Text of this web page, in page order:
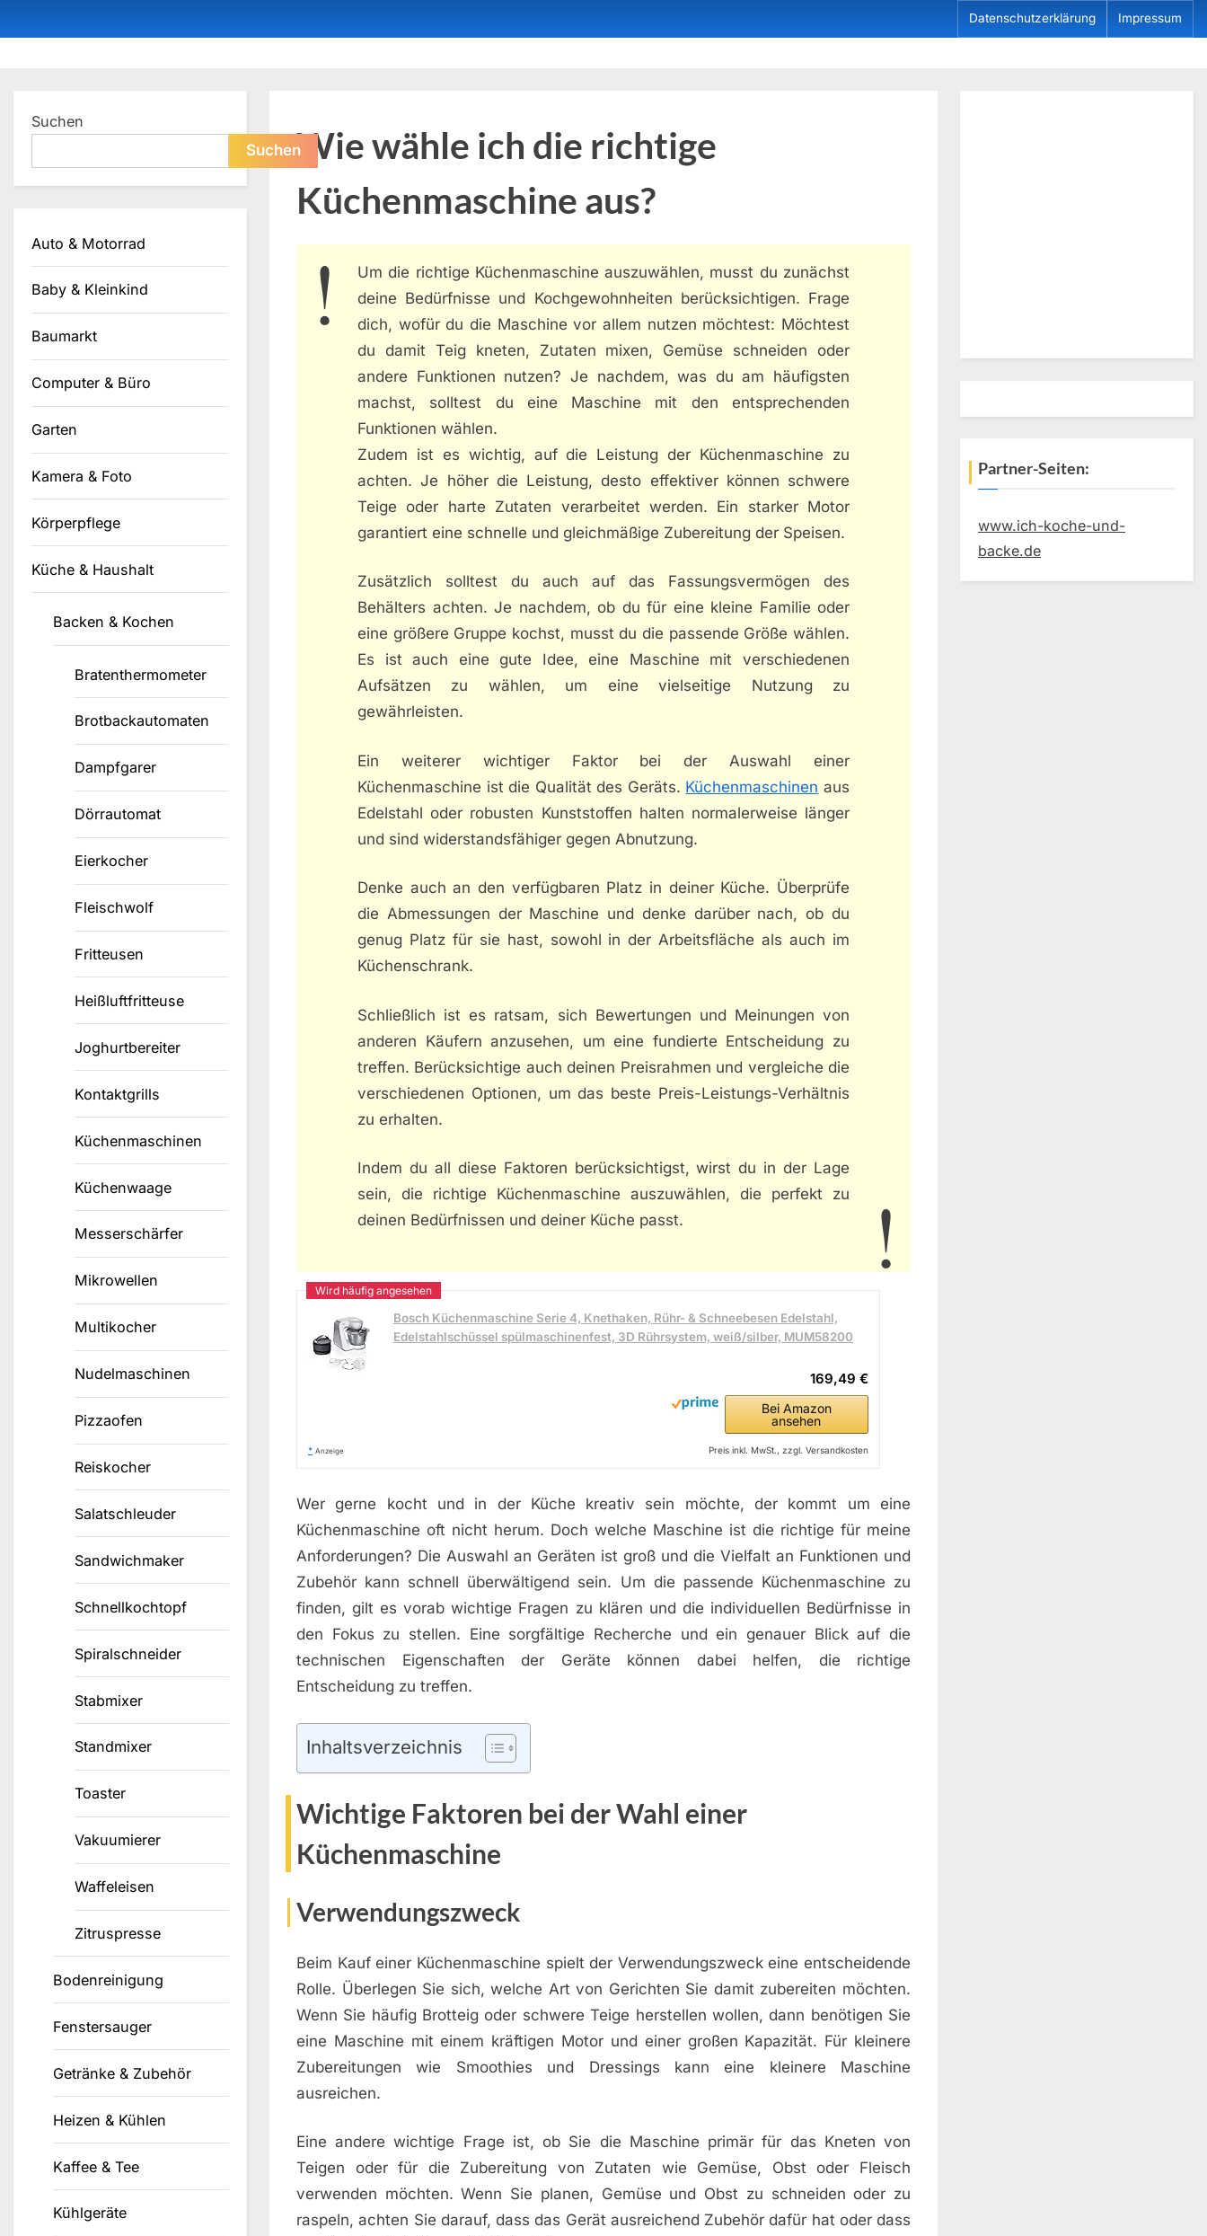
to
Datenschutzerklärung Impressum
Wie wähle ich die richtige
Küchenmaschine aus?
Um die richtige Küchenmaschine auszuwählen, musst du zunächst
deine Bedürfnisse und Kochgewohnheiten berücksichtigen. Frage
dich, wofür du die Maschine vor allem nutzen möchtest: Möchtest
du damit Teig kneten, Zutaten mixen, Gemüse schneiden oder
andere Funktionen nutzen? Je nachdem, was du am häufigsten
machst, solltest du eine Maschine mit den entsprechenden
Funktionen wählen.
Zudem ist es wichtig, auf die Leistung der Küchenmaschine zu
achten. Je höher die Leistung, desto effektiver können schwere
Teige oder harte Zutaten verarbeitet werden. Ein starker Motor
garantiert eine schnelle und gleichmäßige Zubereitung der Speisen.
Zusätzlich solltest du auch auf das Fassungsvermögen des
Behälters achten. Je nachdem, ob du für eine kleine Familie oder
eine größere Gruppe kochst, musst du die passende Größe wählen.
Es ist auch eine gute Idee, eine Maschine mit verschiedenen
Aufsätzen zu wählen, um eine vielseitige Nutzung zu
gewährleisten.
Ein weiterer wichtiger Faktor bei der Auswahl einer
Küchenmaschine ist die Qualität des Geräts. Küchenmaschinen aus
Edelstahl oder robusten Kunststoffen halten normalerweise länger
und sind widerstandsfähiger gegen Abnutzung.
Denke auch an den verfügbaren Platz in deiner Küche. Überprüfe
die Abmessungen der Maschine und denke darüber nach, ob du
genug Platz für sie hast, sowohl in der Arbeitsfläche als auch im
Küchenschrank.
Schließlich ist es ratsam, sich Bewertungen und Meinungen von
anderen Käufern anzusehen, um eine fundierte Entscheidung zu
treffen. Berücksichtige auch deinen Preisrahmen und vergleiche die
verschiedenen Optionen, um das beste Preis-Leistungs-Verhältnis
zu erhalten.
Indem du all diese Faktoren berücksichtigst, wirst du in der Lage
sein, die richtige Küchenmaschine auszuwählen, die perfekt zu
deinen Bedürfnissen und deiner Küche passt.
Bosch Küchenmaschine Serie 4, Knethaken, Rühr- & Schneebesen Edelstahl,
Edelstahlschüssel spülmaschinenfest, 3D Rührsystem, weiß/silber, MUM58200
169,49 €
Bei Amazon
ansehen
* Anzeige Preis inkl. MwSt., zzgl. Versandkosten
Wer gerne kocht und in der Küche kreativ sein möchte, der kommt um eine
Küchenmaschine oft nicht herum. Doch welche Maschine ist die richtige für meine
Anforderungen? Die Auswahl an Geräten ist groß und die Vielfalt an Funktionen und
Zubehör kann schnell überwältigend sein. Um die passende Küchenmaschine zu
finden, gilt es vorab wichtige Fragen zu klären und die individuellen Bedürfnisse in
den Fokus zu stellen. Eine sorgfältige Recherche und ein genauer Blick auf die
technischen Eigenschaften der Geräte können dabei helfen, die richtige
Entscheidung zu treffen.
Inhaltsverzeichnis
Wichtige Faktoren bei der Wahl einer
Küchenmaschine
Verwendungszweck
Beim Kauf einer Küchenmaschine spielt der Verwendungszweck eine entscheidende
Rolle. Überlegen Sie sich, welche Art von Gerichten Sie damit zubereiten möchten.
Wenn Sie häufig Brotteig oder schwere Teige herstellen wollen, dann benötigen Sie
eine Maschine mit einem kräftigen Motor und einer großen Kapazität. Für kleinere
Zubereitungen wie Smoothies und Dressings kann eine kleinere Maschine
ausreichen.
Eine andere wichtige Frage ist, ob Sie die Maschine primär für das Kneten von
Teigen oder für die Zubereitung von Zutaten wie Gemüse, Obst oder Fleisch
verwenden möchten. Wenn Sie planen, Gemüse und Obst zu schneiden oder zu
raspeln, achten Sie darauf, dass das Gerät ausreichend Zubehör dafür hat oder dass
Suchen
Suchen
Auto & Motorrad
Baby & Kleinkind
Baumarkt
Computer & Büro
Garten
Kamera & Foto
Körperpflege
Küche & Haushalt
Backen & Kochen
Bratenthermometer
Brotbackautomaten
Dampfgarer
Dörrautomat
Eierkocher
Fleischwolf
Fritteusen
Heißluftfritteuse
Joghurtbereiter
Kontaktgrills
Küchenmaschinen
Küchenwaage
Messerschärfer
Mikrowellen
Multikocher
Nudelmaschinen
Pizzaofen
Reiskocher
Salatschleuder
Sandwichmaker
Schnellkochtopf
Spiralschneider
Stabmixer
Standmixer
Toaster
Vakuumierer
Waffeleisen
Zitruspresse
Bodenreinigung
Fenstersauger
Getränke & Zubehör
Heizen & Kühlen
Kaffee & Tee
Kühlgeräte
Partner-Seiten:
www.ich-koche-und-
backe.de